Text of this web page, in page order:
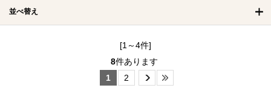
並べ替え
[1～4件]
8件あります
1
2